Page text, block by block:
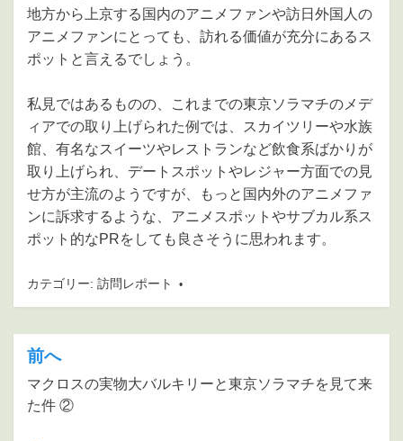
地方から上京する国内のアニメファンや訪日外国人の
アニメファンにとっても、訪れる価値が充分にあるス
ポットと言えるでしょう。
私見ではあるものの、これまでの東京ソラマチのメデ
ィアでの取り上げられた例では、スカイツリーや水族
館、有名なスイーツやレストランなど飲食系ばかりが
取り上げられ、デートスポットやレジャー方面での見
せ方が主流のようですが、もっと国内外のアニメファ
ンに訴求するような、アニメスポットやサブカル系ス
ポット的なPRをしても良さそうに思われます。
カテゴリー: 訪問レポート
投
稿
ナ
前へ
マクロスの実物大バルキリーと東京ソラマチを見て来
た件 ②